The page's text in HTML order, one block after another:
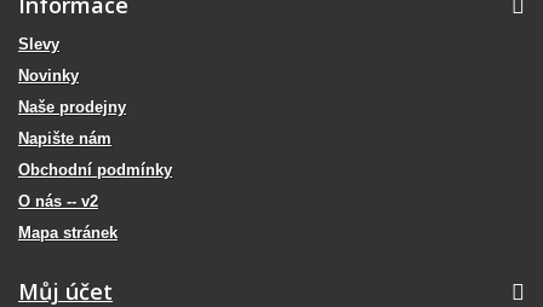
Slevy
Novinky
Naše prodejny
Napište nám
Obchodní podmínky
O nás -- v2
Mapa stránek
Můj účet